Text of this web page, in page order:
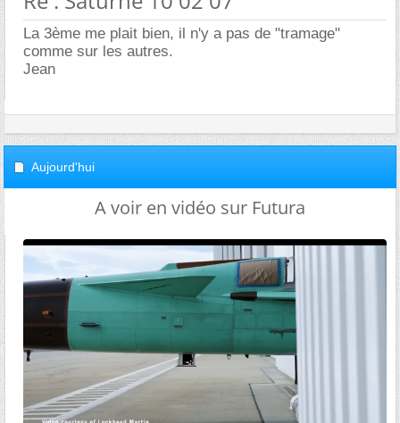
La 3ème me plait bien, il n'y a pas de "tramage"
comme sur les autres.
Jean
Aujourd'hui
A voir en vidéo sur Futura